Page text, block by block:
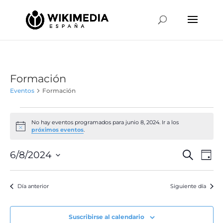
Formación
Eventos Formación
en
8,
Aviso
No hay eventos programados para junio 8, 2024. Ir a los
próximos eventos.
de
y
vistas
Buscar
de
de
Día
6/8/2024
fecha.
Día anterior Siguiente día
Suscribirse al calendario